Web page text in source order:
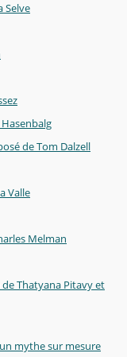
Selve
de Tom Dalzell
Valle
Melman
Thatyana Pitavy et
mythe sur mesure